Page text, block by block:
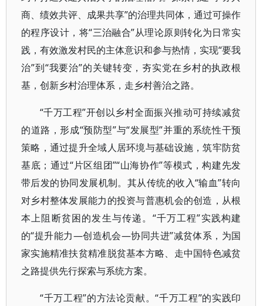
商、绩效共评、成果共享”的治理共同体，通过可操作
的程序设计，将“三治融合”从理论原则转化为日常实
践，有效激发村民的主体意识和参与热情，实现“要我
治”到“我要治”的关键转变，夯实党在乡村的执政根
基，创新乡村治理体系，走乡村善治之路。
“千万工程”开创以乡村全面振兴推动可持续减贫
的道路，形成“预防型”与“发展型”并重的系统性干预
策略，通过提升全域人居环境与基础设施，筑牢防贫
基底；通过“片区组团”“山海协作”等模式，构建先发
带后发的协同发展机制。其从传统的收入“输血”转向
对乡村整体发展能力的投资与普惠机会的创造，从根
本上阻断贫困的发生与传递。“千万工程”实践构建
的“提升能力—创造机会—协同共进”减贫体系，为国
家实施精准扶贫精准脱贫基本方略、走中国特色减贫
之路提供先行探索与系统方案。
“千万工程”的方法论贡献。“千万工程”的实践印